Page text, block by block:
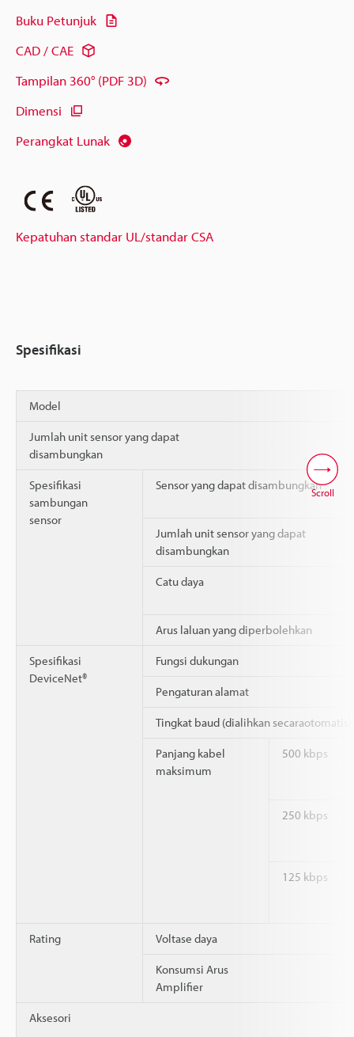
Buku Petunjuk
CAD / CAE
Tampilan 360° (PDF 3D)
Dimensi
Perangkat Lunak
Kepatuhan standar UL/standar CSA
Spesifikasi
Model
Jumlah unit sensor yang dapat
disambungkan
Spesifikasi
sambungan
sensor
Sensor yang dapat disambungkan
Jumlah unit sensor yang dapat
disambungkan
Catu daya
Arus laluan yang diperbolehkan
Spesifikasi
DeviceNet®
Fungsi dukungan
Pengaturan alamat
Tingkat baud (dialihkan secaraotomatis)
Panjang kabel
maksimum
500 kbps
250 kbps
125 kbps
Rating Voltase daya
Konsumsi Arus
Amplifier
Aksesori
Scroll